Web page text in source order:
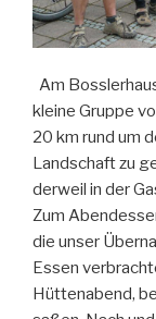
Am
kleine Gruppe
20 km rund um
Landschaft zu
derweil in der
Zum
die unser
Essen
Hüttenabend,